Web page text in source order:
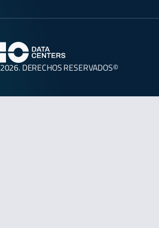
DERECHOS RESERVADOS©